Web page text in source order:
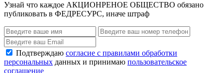
Узнай что каждое АКЦИОНРЕНОЕ ОБЩЕСТВО обязано
публиковать в ФЕДРЕСУРС, иначе штраф
Подтверждаю согласие с правилами обработки
персональных данных и принимаю пользовательское
соглашение